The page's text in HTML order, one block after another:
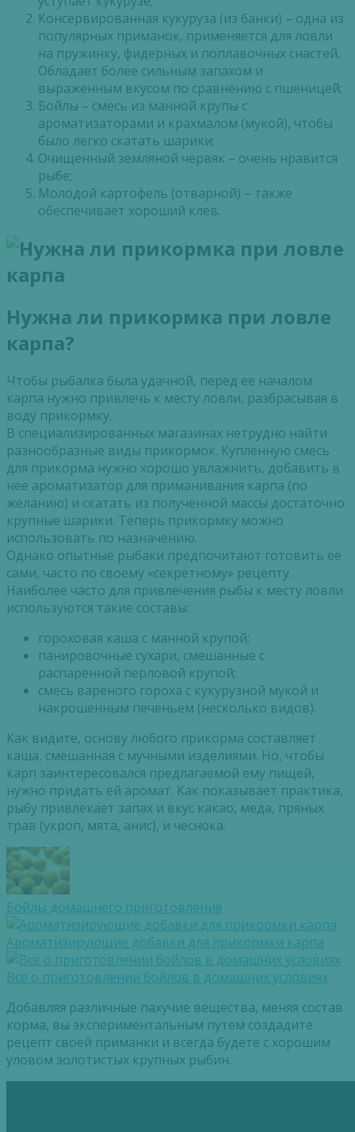
Консервированная кукуруза (из банки) – одна из
популярных приманок, применяется для ловли
на пружинку, фидерных и поплавочных снастей.
Обладает более сильным запахом и
выраженным вкусом по сравнению с пшеницей;
Бойлы – смесь из манной крупы с
ароматизаторами и крахмалом (мукой), чтобы
было легко скатать шарики;
Очищенный земляной червяк – очень нравится
рыбе;
Молодой картофель (отварной) – также
обеспечивает хороший клев.
Нужна ли прикормка при ловле
карпа?
Чтобы рыбалка была удачной, перед ее началом
карпа нужно привлечь к месту ловли, разбрасывая в
воду прикормку.
В специализированных магазинах нетрудно найти
разнообразные виды прикормок. Купленную смесь
для прикорма нужно хорошо увлажнить, добавить в
нее ароматизатор для приманивания карпа (по
желанию) и скатать из полученной массы достаточно
крупные шарики. Теперь прикормку можно
использовать по назначению.
Однако опытные рыбаки предпочитают готовить ее
сами, часто по своему «секретному» рецепту.
Наиболее часто для привлечения рыбы к месту ловли
используются такие составы:
гороховая каша с манной крупой;
панировочные сухари, смешанные с
распаренной перловой крупой;
смесь вареного гороха с кукурузной мукой и
накрошенным печеньем (несколько видов).
Как видите, основу любого прикорма составляет
каша, смешанная с мучными изделиями. Но, чтобы
карп заинтересовался предлагаемой ему пищей,
нужно придать ей аромат. Как показывает практика,
рыбу привлекает запах и вкус какао, меда, пряных
трав (укроп, мята, анис), и чеснока.
Бойлы домашнего приготовления
Ароматизирующие добавки для прикормки карпа
Все о приготовлении бойлов в домашних условиях
Добавляя различные пахучие вещества, меняя состав
корма, вы экспериментальным путем создадите
рецепт своей приманки и всегда будете с хорошим
уловом золотистых крупных рыбин.